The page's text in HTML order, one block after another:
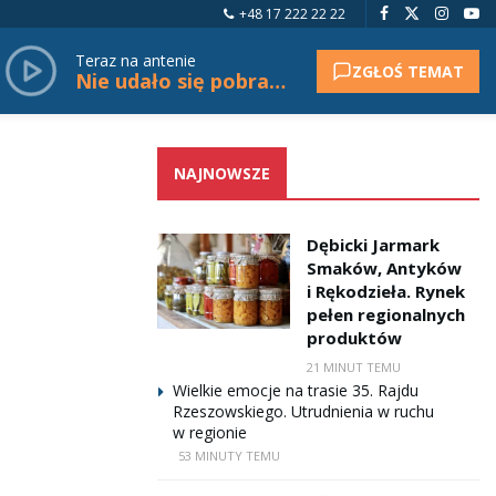
+48 17 222 22 22
Teraz na antenie
Nie udało się pobrać tytułu. ZGŁOŚ TEMAT
NAJNOWSZE
Dębicki Jarmark
Smaków, Antyków
i Rękodzieła. Rynek
pełen regionalnych
produktów
21 MINUT TEMU
Wielkie emocje na trasie 35. Rajdu
Rzeszowskiego. Utrudnienia w ruchu
w regionie
53 MINUTY TEMU